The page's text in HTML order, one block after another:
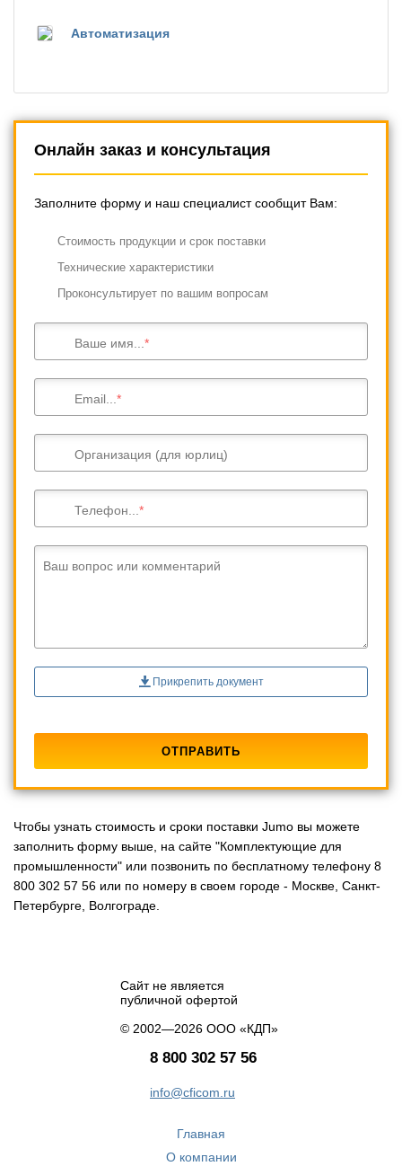
Автоматизация
Онлайн заказ и консультация
Заполните форму и наш специалист сообщит Вам:
Cтоимость продукции и срок поставки
Технические характеристики
Проконсультирует по вашим вопросам
Ваше имя...
Email...
Организация (для юрлиц)
Телефон...
Ваш вопрос или комментарий
Прикрепить документ
Чтобы узнать стоимость и сроки поставки Jumo вы можете
заполнить форму выше, на сайте "Комплектующие для
промышленности" или позвонить по бесплатному телефону 8
800 302 57 56 или по номеру в своем городе - Москве, Санкт-
Петербурге, Волгограде.
Сайт не является
публичной офертой
© 2002—2026 ООО «КДП»
8 800 302 57 56
info@cficom.ru
Главная
О компании